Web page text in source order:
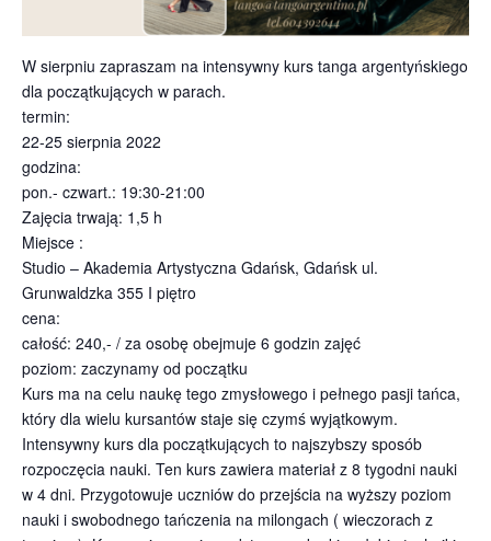
W sierpniu zapraszam na intensywny kurs tanga argentyńskiego
dla początkujących w parach.
termin:
22-25 sierpnia 2022
godzina:
pon.- czwart.: 19:30-21:00
Zajęcia trwają: 1,5 h
Miejsce :
Studio – Akademia Artystyczna Gdańsk, Gdańsk ul.
Grunwaldzka 355 I piętro
cena:
całość: 240,- / za osobę obejmuje 6 godzin zajęć
poziom: zaczynamy od początku
Kurs ma na celu naukę tego zmysłowego i pełnego pasji tańca,
który dla wielu kursantów staje się czymś wyjątkowym.
Intensywny kurs dla początkujących to najszybszy sposób
rozpoczęcia nauki. Ten kurs zawiera materiał z 8 tygodni nauki
w 4 dni. Przygotowuje uczniów do przejścia na wyższy poziom
nauki i swobodnego tańczenia na milongach ( wieczorach z